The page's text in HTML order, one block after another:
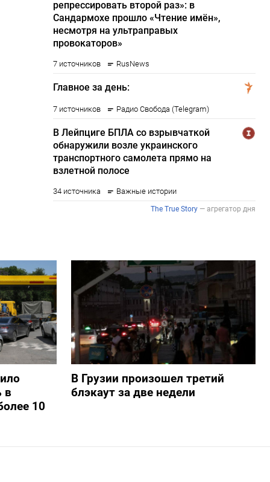
в
10
В Грузии произошел третий
блэкаут за две недели